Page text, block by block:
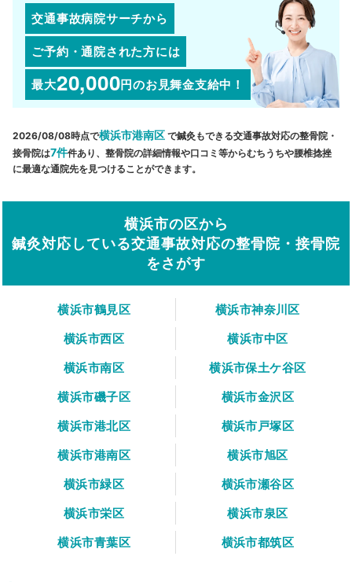
交通事故病院サーチから
ご予約・通院された方には
最大20,000円のお見舞金支給中！
2026/08/08時点で横浜市港南区 で鍼灸もできる交通事故対応の整骨院・
接骨院は7件件あり、整骨院の詳細情報や口コミ等からむちうちや腰椎捻挫
に最適な通院先を見つけることができます。
横浜市の区から
鍼灸対応している交通事故対応の整骨院・接骨院
をさがす
横浜市鶴見区
横浜市神奈川区
横浜市西区
横浜市中区
横浜市南区
横浜市保土ケ谷区
横浜市磯子区
横浜市金沢区
横浜市港北区
横浜市戸塚区
横浜市港南区
横浜市旭区
横浜市緑区
横浜市瀬谷区
横浜市栄区
横浜市泉区
横浜市青葉区
横浜市都筑区